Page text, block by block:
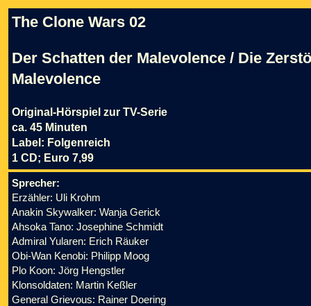
The Clone Wars 02
Der Schatten der Malevolence / Die
Malevolence
Original-Hörspiel zur TV-Serie
ca. 45 Minuten
Label: Folgenreich
1 CD; Euro 7,99
Sprecher:
Erzähler: Uli Krohm
Anakin Skywalker: Wanja Gerick
Ahsoka Tano: Josephine Schmidt
Admiral Yularen: Erich Räuker
Obi-Wan Kenobi: Philipp Moog
Plo Koon: Jörg Hengstler
Klonsoldaten: Martin Keßler
General Grievous: Rainer Doering